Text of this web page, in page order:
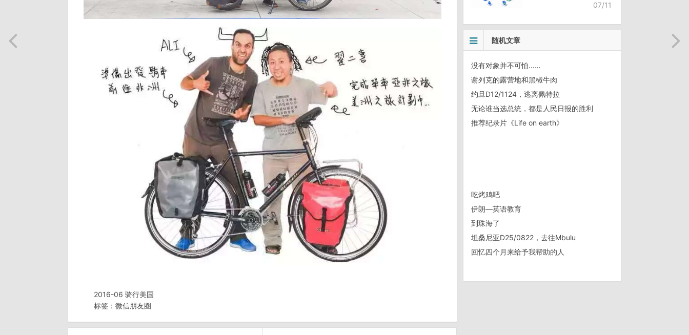
2016-06 骑行美国
标签： 微信朋友圈
07/11
随机文章
没有对象并不可怕……
谢列克的露营地和黑椒牛肉
约旦D12/1124，逃离佩特拉
无论谁当选总统，都是人民日报的胜利
推荐纪录片《Life on earth》
吃烤鸡吧
伊朗—英语教育
到珠海了
坦桑尼亚D25/0822，去往Mbulu
回忆四个月来给予我帮助的人